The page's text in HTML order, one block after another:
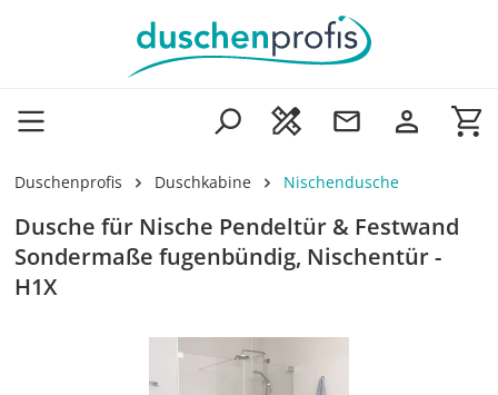
Zum Hauptinhalt springen
Duschenprofis Duschkabine Nischendusche
Dusche für Nische Pendeltür & Festwand
Sondermaße fugenbündig, Nischentür -
H1X
Bildergalerie überspringen